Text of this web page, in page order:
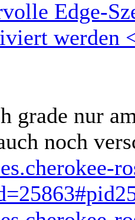
Edge-
werden
grade nur
noch